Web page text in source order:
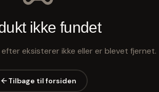
ikke fundet
eksisterer ikke eller er blevet fjernet.
Tilbage til forsiden